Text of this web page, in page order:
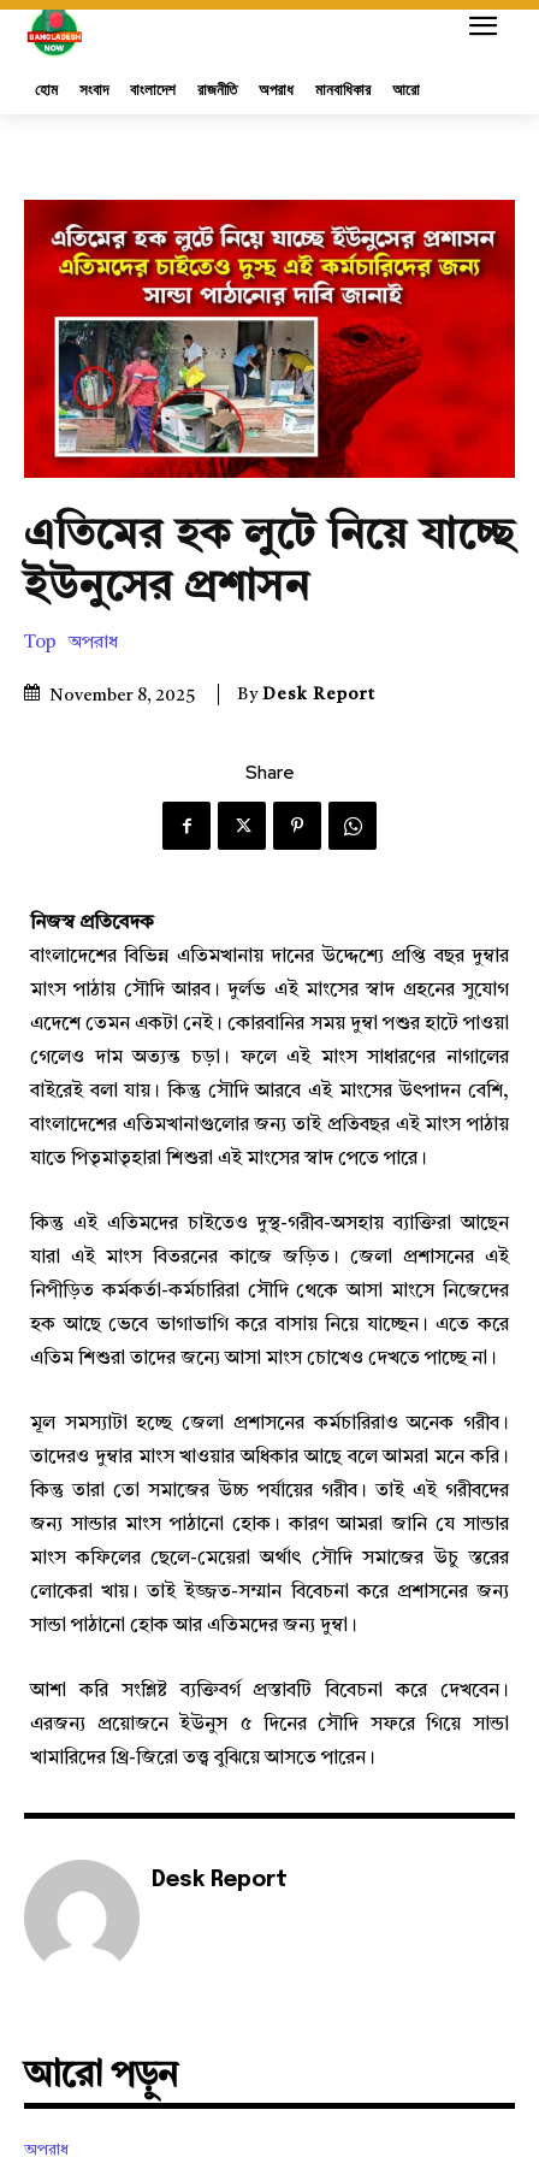
হোম সংবাদ বাংলাদেশ রাজনীতি অপরাধ মানবাধিকার আরো
এতিমের হক লুটে নিয়ে যাচ্ছে
ইউনুসের প্রশাসন
Top অপরাধ
November 8, 2025 By Desk Report
Share
নিজস্ব প্রতিবেদক
বাংলাদেশের বিভিন্ন এতিমখানায় দানের উদ্দেশ্যে প্রপ্তি বছর দুম্বার
মাংস পাঠায় সৌদি আরব। দুর্লভ এই মাংসের স্বাদ গ্রহনের সুযোগ
এদেশে তেমন একটা নেই। কোরবানির সময় দুম্বা পশুর হাটে পাওয়া
গেলেও দাম অত্যন্ত চড়া। ফলে এই মাংস সাধারণের নাগালের
বাইরেই বলা যায়। কিন্তু সৌদি আরবে এই মাংসের উৎপাদন বেশি,
বাংলাদেশের এতিমখানাগুলোর জন্য তাই প্রতিবছর এই মাংস পাঠায়
যাতে পিতৃমাতৃহারা শিশুরা এই মাংসের স্বাদ পেতে পারে।
কিন্তু এই এতিমদের চাইতেও দুস্থ-গরীব-অসহায় ব্যাক্তিরা আছেন
যারা এই মাংস বিতরনের কাজে জড়িত। জেলা প্রশাসনের এই
নিপীড়িত কর্মকর্তা-কর্মচারিরা সৌদি থেকে আসা মাংসে নিজেদের
হক আছে ভেবে ভাগাভাগি করে বাসায় নিয়ে যাচ্ছেন। এতে করে
এতিম শিশুরা তাদের জন্যে আসা মাংস চোখেও দেখতে পাচ্ছে না।
মূল সমস্যাটা হচ্ছে জেলা প্রশাসনের কর্মচারিরাও অনেক গরীব।
তাদেরও দুম্বার মাংস খাওয়ার অধিকার আছে বলে আমরা মনে করি।
কিন্তু তারা তো সমাজের উচ্চ পর্যায়ের গরীব। তাই এই গরীবদের
জন্য সান্ডার মাংস পাঠানো হোক। কারণ আমরা জানি যে সান্ডার
মাংস কফিলের ছেলে-মেয়েরা অর্থাৎ সৌদি সমাজের উচু স্তরের
লোকেরা খায়। তাই ইজ্জত-সম্মান বিবেচনা করে প্রশাসনের জন্য
সান্ডা পাঠানো হোক আর এতিমদের জন্য দুম্বা।
আশা করি সংশ্লিষ্ট ব্যক্তিবর্গ প্রস্তাবটি বিবেচনা করে দেখবেন।
এরজন্য প্রয়োজনে ইউনুস ৫ দিনের সৌদি সফরে গিয়ে সান্ডা
খামারিদের থ্রি-জিরো তত্ত্ব বুঝিয়ে আসতে পারেন।
Desk Report
আরো পড়ুন
অপরাধ